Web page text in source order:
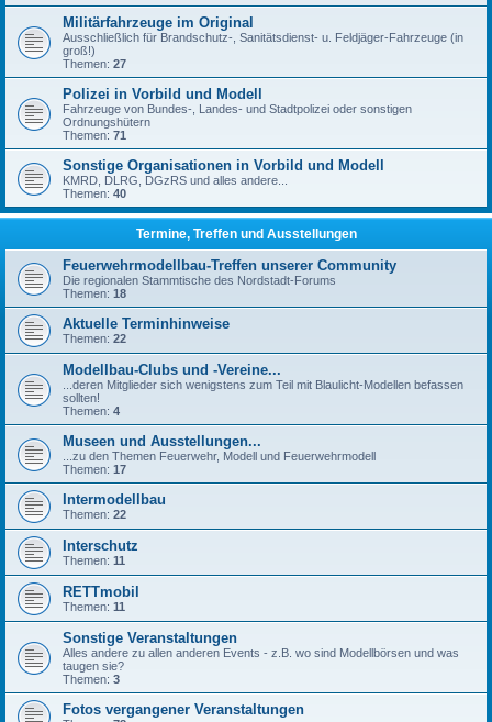
Militärfahrzeuge im Original
Ausschließlich für Brandschutz-, Sanitätsdienst- u. Feldjäger-Fahrzeuge (in
groß!)
Themen: 27
Polizei in Vorbild und Modell
Fahrzeuge von Bundes-, Landes- und Stadtpolizei oder sonstigen
Ordnungshütern
Themen: 71
Sonstige Organisationen in Vorbild und Modell
KMRD, DLRG, DGzRS und alles andere...
Themen: 40
Termine, Treffen und Ausstellungen
Feuerwehrmodellbau-Treffen unserer Community
Die regionalen Stammtische des Nordstadt-Forums
Themen: 18
Aktuelle Terminhinweise
Themen: 22
Modellbau-Clubs und -Vereine...
...deren Mitglieder sich wenigstens zum Teil mit Blaulicht-Modellen befassen
sollten!
Themen: 4
Museen und Ausstellungen...
...zu den Themen Feuerwehr, Modell und Feuerwehrmodell
Themen: 17
Intermodellbau
Themen: 22
Interschutz
Themen: 11
RETTmobil
Themen: 11
Sonstige Veranstaltungen
Alles andere zu allen anderen Events - z.B. wo sind Modellbörsen und was
taugen sie?
Themen: 3
Fotos vergangener Veranstaltungen